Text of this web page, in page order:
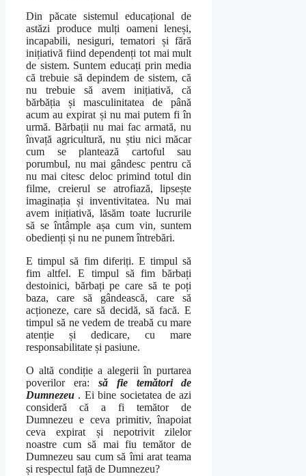
Din păcate sistemul educațional de
astăzi produce mulți oameni leneși,
incapabili, nesiguri, tematori și fără
inițiativă fiind dependenți tot mai mult
de sistem. Suntem educați prin media
că trebuie să depindem de sistem, că
nu trebuie să avem inițiativă, că
bărbăția și masculinitatea de până
acum au expirat și nu mai putem fi în
urmă. Bărbații nu mai fac armată, nu
învață agricultură, nu știu nici măcar
cum se plantează cartoful sau
porumbul, nu mai gândesc pentru că
nu mai citesc deloc primind totul din
filme, creierul se atrofiază, lipsește
imaginația și inventivitatea. Nu mai
avem inițiativă, lăsăm toate lucrurile
să se întâmple așa cum vin, suntem
obedienți și nu ne punem întrebări.
E timpul să fim diferiți. E timpul să
fim altfel. E timpul să fim bărbați
destoinici, bărbați pe care să te poți
baza, care să gândească, care să
acționeze, care să decidă, să facă. E
timpul să ne vedem de treabă cu mare
atenție și dedicare, cu mare
responsabilitate și pasiune.
O altă condiție a alegerii în purtarea
poverilor era: să fie temători de
Dumnezeu . Ei bine societatea de azi
consideră că a fi temător de
Dumnezeu e ceva primitiv, înapoiat
ceva expirat și nepotrivit zilelor
noastre cum să mai fiu temător de
Dumnezeu sau cum să îmi arat teama
și respectul față de Dumnezeu?